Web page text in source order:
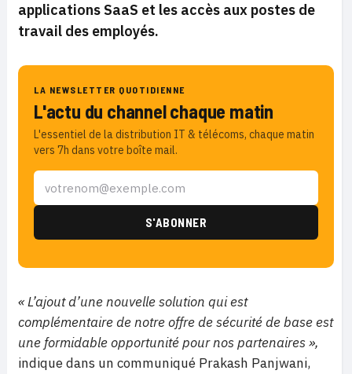
applications SaaS et les accès aux postes de
travail des employés.
LA NEWSLETTER QUOTIDIENNE
L'actu du channel chaque matin
L'essentiel de la distribution IT & télécoms, chaque matin
vers 7h dans votre boîte mail.
« L’ajout d’une nouvelle solution qui est
complémentaire de notre offre de sécurité de base est
une formidable opportunité pour nos partenaires »,
indique dans un communiqué Prakash Panjwani,